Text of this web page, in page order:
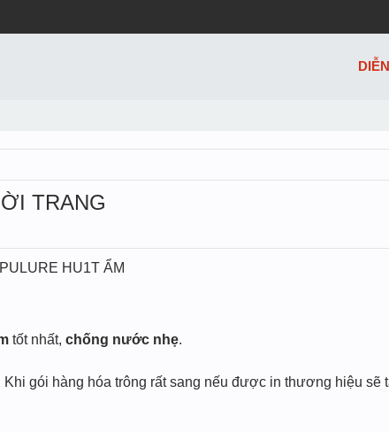
TRANG
HU1T ẨM
tốt nhất, chống nước nhẹ.
gói hàng hóa trông rất sang nếu được in thương hiệu sẽ